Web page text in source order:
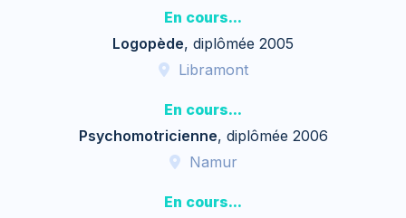
En cours...
Logopède, diplômée 2005
Libramont
En cours...
Psychomotricienne, diplômée 2006
Namur
En cours...